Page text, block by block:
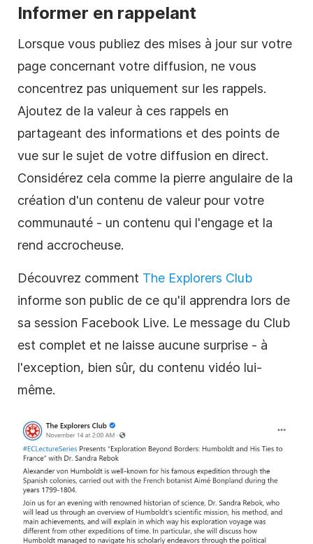
Informer en rappelant
Lorsque vous publiez des mises à jour sur votre
page concernant votre diffusion, ne vous
concentrez pas uniquement sur les rappels.
Ajoutez de la valeur à ces rappels en
partageant des informations et des points de
vue sur le sujet de votre diffusion en direct.
Considérez cela comme la pierre angulaire de la
création d'un contenu de valeur pour votre
communauté - un contenu qui l'engage et la
rend accrocheuse.
Découvrez comment The Explorers Club
informe son public de ce qu'il apprendra lors de
sa session Facebook Live. Le message du Club
est complet et ne laisse aucune surprise - à
l'exception, bien sûr, du contenu vidéo lui-
même.